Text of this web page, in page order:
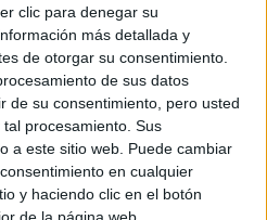
clic para denegar su
más detallada y
de otorgar su consentimiento.
de sus datos
de su consentimiento, pero usted
procesamiento. Sus
a este sitio web. Puede cambiar
en cualquier
y haciendo clic en el botón
8 9 10(current)